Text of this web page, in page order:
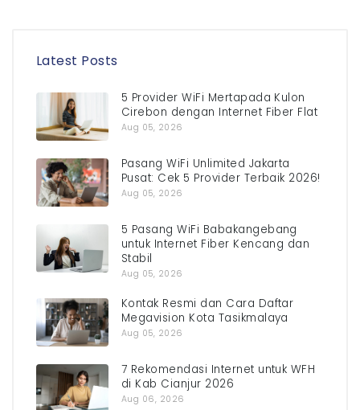
Latest Posts
5 Provider WiFi Mertapada Kulon
Cirebon dengan Internet Fiber Flat
Aug 05, 2026
Pasang WiFi Unlimited Jakarta
Pusat: Cek 5 Provider Terbaik 2026!
Aug 05, 2026
5 Pasang WiFi Babakangebang
untuk Internet Fiber Kencang dan
Stabil
Aug 05, 2026
Kontak Resmi dan Cara Daftar
Megavision Kota Tasikmalaya
Aug 05, 2026
7 Rekomendasi Internet untuk WFH
di Kab Cianjur 2026
Aug 06, 2026